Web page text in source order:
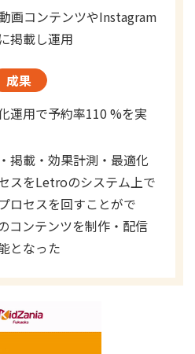
画コンテンツやInstagram
掲載し運用
成果
運用で予約率110 %を実
掲載・効果計測・最適化
スをLetroのシステム上で
ロセスを回すことがで
コンテンツを制作・配信
となった